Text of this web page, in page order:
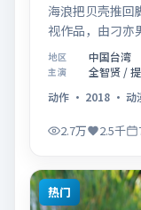
海浪把贝壳推回
视作品，由刁
子怡等联合主演
片围绕「爱的迟
语言克制而富
配乐与场面调度
解读的细节空间
地区 中国台湾
主演
全智贤 /
动作 · 2018 · 动
2.7万 2.5千
热门